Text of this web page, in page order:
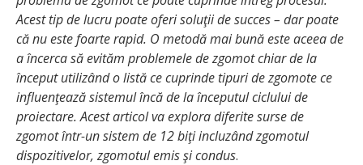
Acest tip de lucru poate oferi soluţii de succes – dar poate
că nu este foarte rapid. O metodă mai bună este aceea de
a încerca să evităm problemele de zgomot chiar de la
început utilizând o listă ce cuprinde tipuri de zgomote ce
influenţează sistemul încă de la începutul ciclului de
proiectare. Acest articol va explora diferite surse de
zgomot într-un sistem de 12 biţi incluzând zgomotul
dispozitivelor, zgomotul emis şi condus.